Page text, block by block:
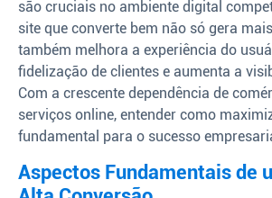
são cruciais no ambiente digital
site que converte bem não só gera
também melhora a experiência do
fidelização de clientes e aumenta a
Com a crescente dependência de
serviços online, entender como
fundamental para o sucesso
Aspectos Fundamentais de